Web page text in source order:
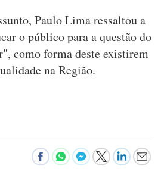
Paulo Lima ressaltou a
o público para a questão do
como forma deste existirem
na Região.